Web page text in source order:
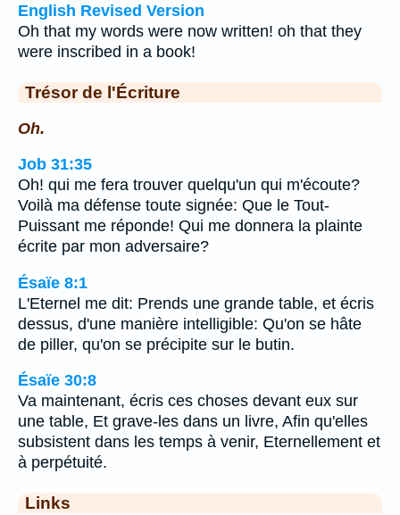
English Revised Version
Oh that my words were now written! oh that they
were inscribed in a book!
Trésor de l'Écriture
Oh.
Job 31:35
Oh! qui me fera trouver quelqu'un qui m'écoute?
Voilà ma défense toute signée: Que le Tout-
Puissant me réponde! Qui me donnera la plainte
écrite par mon adversaire?
Ésaïe 8:1
L'Eternel me dit: Prends une grande table, et écris
dessus, d'une manière intelligible: Qu'on se hâte
de piller, qu'on se précipite sur le butin.
Ésaïe 30:8
Va maintenant, écris ces choses devant eux sur
une table, Et grave-les dans un livre, Afin qu'elles
subsistent dans les temps à venir, Eternellement et
à perpétuité.
Links